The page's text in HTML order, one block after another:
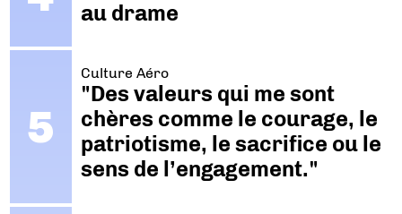
au drame
Culture Aéro
"Des valeurs qui me sont
chères comme le courage, le
patriotisme, le sacrifice ou le
sens de l’engagement."